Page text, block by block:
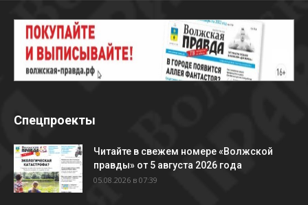
Спецпроекты
Читайте в свежем номере «Волжской
правды» от 5 августа 2026 года
05.08.2026 в 07:39